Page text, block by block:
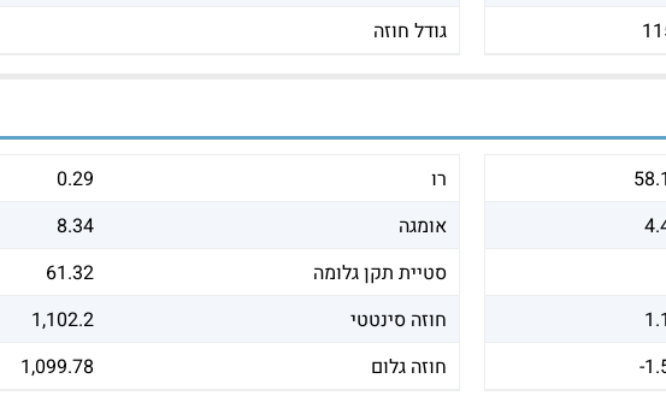
גודל חוזה
-
רו
0.29
אומגה
8.34
סטיית תקן גלומה
61.32
חוזה סינטטי
1,102.2
חוזה גלום
1,099.78